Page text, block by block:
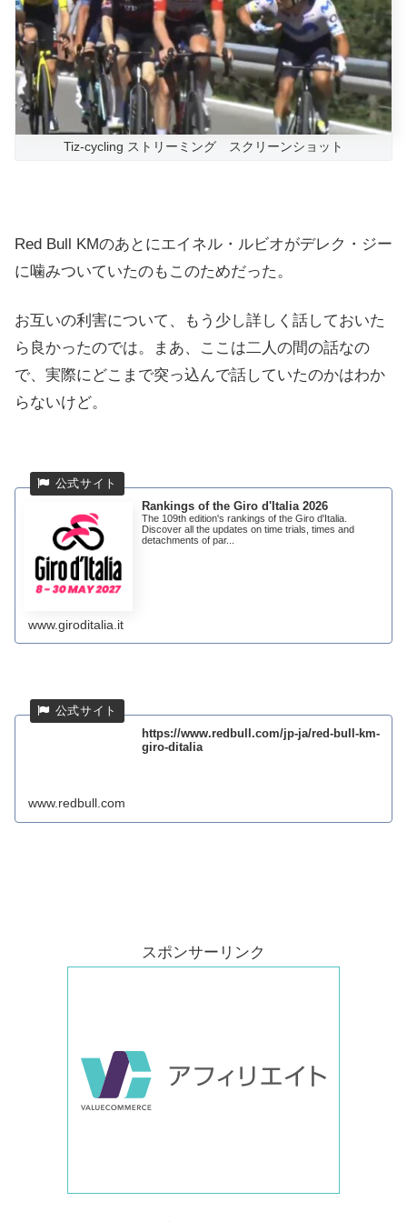
Tiz-cycling ストリーミング スクリーンショット
Red Bull KMのあとにエイネル・ルビオがデレク・ジー
に噛みついていたのもこのためだった。
お互いの利害について、もう少し詳しく話しておいた
ら良かったのでは。まあ、ここは二人の間の話なの
で、実際にどこまで突っ込んで話していたのかはわか
らないけど。
Rankings of the Giro d'Italia 2026
The 109th edition's rankings of the Giro d'Italia.
Discover all the updates on time trials, times and
detachments of par...
www.giroditalia.it
https://www.redbull.com/jp-ja/red-bull-km-
giro-ditalia
www.redbull.com
スポンサーリンク